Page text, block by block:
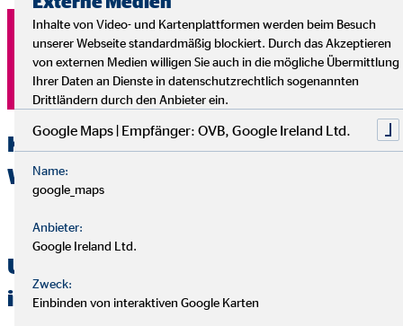
Gerne informieren wir dich genauer.
Jetzt Infos anfordern
Kostenlose Analyse, um deine
Wünsche & Ziele zu ermitteln.
Unverbindliche Beratung mit einer
individuellen Lösung für dich.
Inhalte von Video- und Kartenplattformen werden beim Besuch
unserer Webseite standardmäßig blockiert. Durch das Akzeptieren
von externen Medien willigen Sie auch in die mögliche Übermittlung
Ihrer Daten an Dienste in datenschutzrechtlich sogenannten
Drittländern durch den Anbieter ein.
Google Maps | Empfänger: OVB, Google Ireland Ltd.
Name:
google_maps
Anbieter:
Google Ireland Ltd.
Zweck:
Einbinden von interaktiven Google Karten